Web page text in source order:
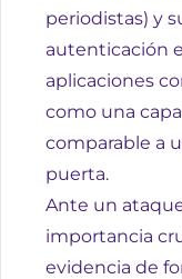
periodistas) y
autenticación
aplicaciones
como una
comparable a
puerta.
Ante un
importancia
evidencia de